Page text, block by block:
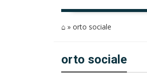
⌂ » orto sociale
orto sociale